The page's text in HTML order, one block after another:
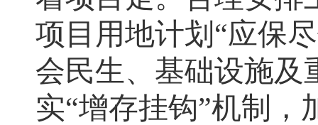
项目用地计划 “应保
会民生、基础设施及
实“增存挂钩”机制 ，